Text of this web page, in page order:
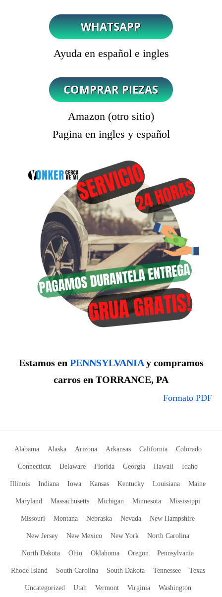
Ayuda en español e ingles
Amazon (otro sitio)
Pagina en ingles y español
Estamos en PENNSYLVANIAy compramos
carros en TORRANCE, PA
Formato PDF
Alabama Alaska Arizona Arkansas California Colorado
Connecticut Delaware Florida Georgia Hawaii Idaho
Illinois Indiana Iowa Kansas Kentucky Louisiana Maine
Maryland Massachusetts Michigan Minnesota Mississippi
Missouri Montana Nebraska Nevada New Hampshire
New Jersey New Mexico New York North Carolina
North Dakota Ohio Oklahoma Oregon Pennsylvania
Rhode Island South Carolina South Dakota Tennessee Texas
Uncategorized Utah Vermont Virginia Washington